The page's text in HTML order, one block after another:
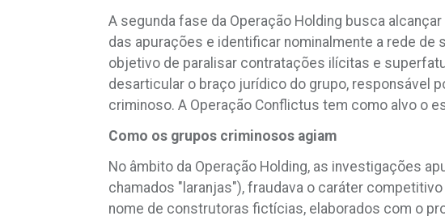
A segunda fase da Operação Holding busca
das apurações e identificar nominalmente a rede
objetivo de paralisar contratações ilícitas e
desarticular o braço jurídico do grupo, responsável
criminoso. A Operação Conflictus tem como alvo o
Como os grupos criminosos agiam
No âmbito da Operação Holding, as investigações
chamados "laranjas"), fraudava o caráter
nome de construtoras fictícias, elaborados com o